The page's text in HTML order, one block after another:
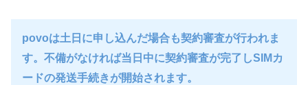
povoは土日に申し込んだ場合も契約審査が行われま
す。不備がなければ当日中に契約審査が完了しSIMカ
ードの発送手続きが開始されます。